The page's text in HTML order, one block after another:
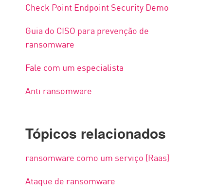
Check Point Endpoint Security Demo
Guia do CISO para prevenção de
ransomware
Fale com um especialista
Anti ransomware
Tópicos relacionados
ransomware como um serviço (Raas)
Ataque de ransomware